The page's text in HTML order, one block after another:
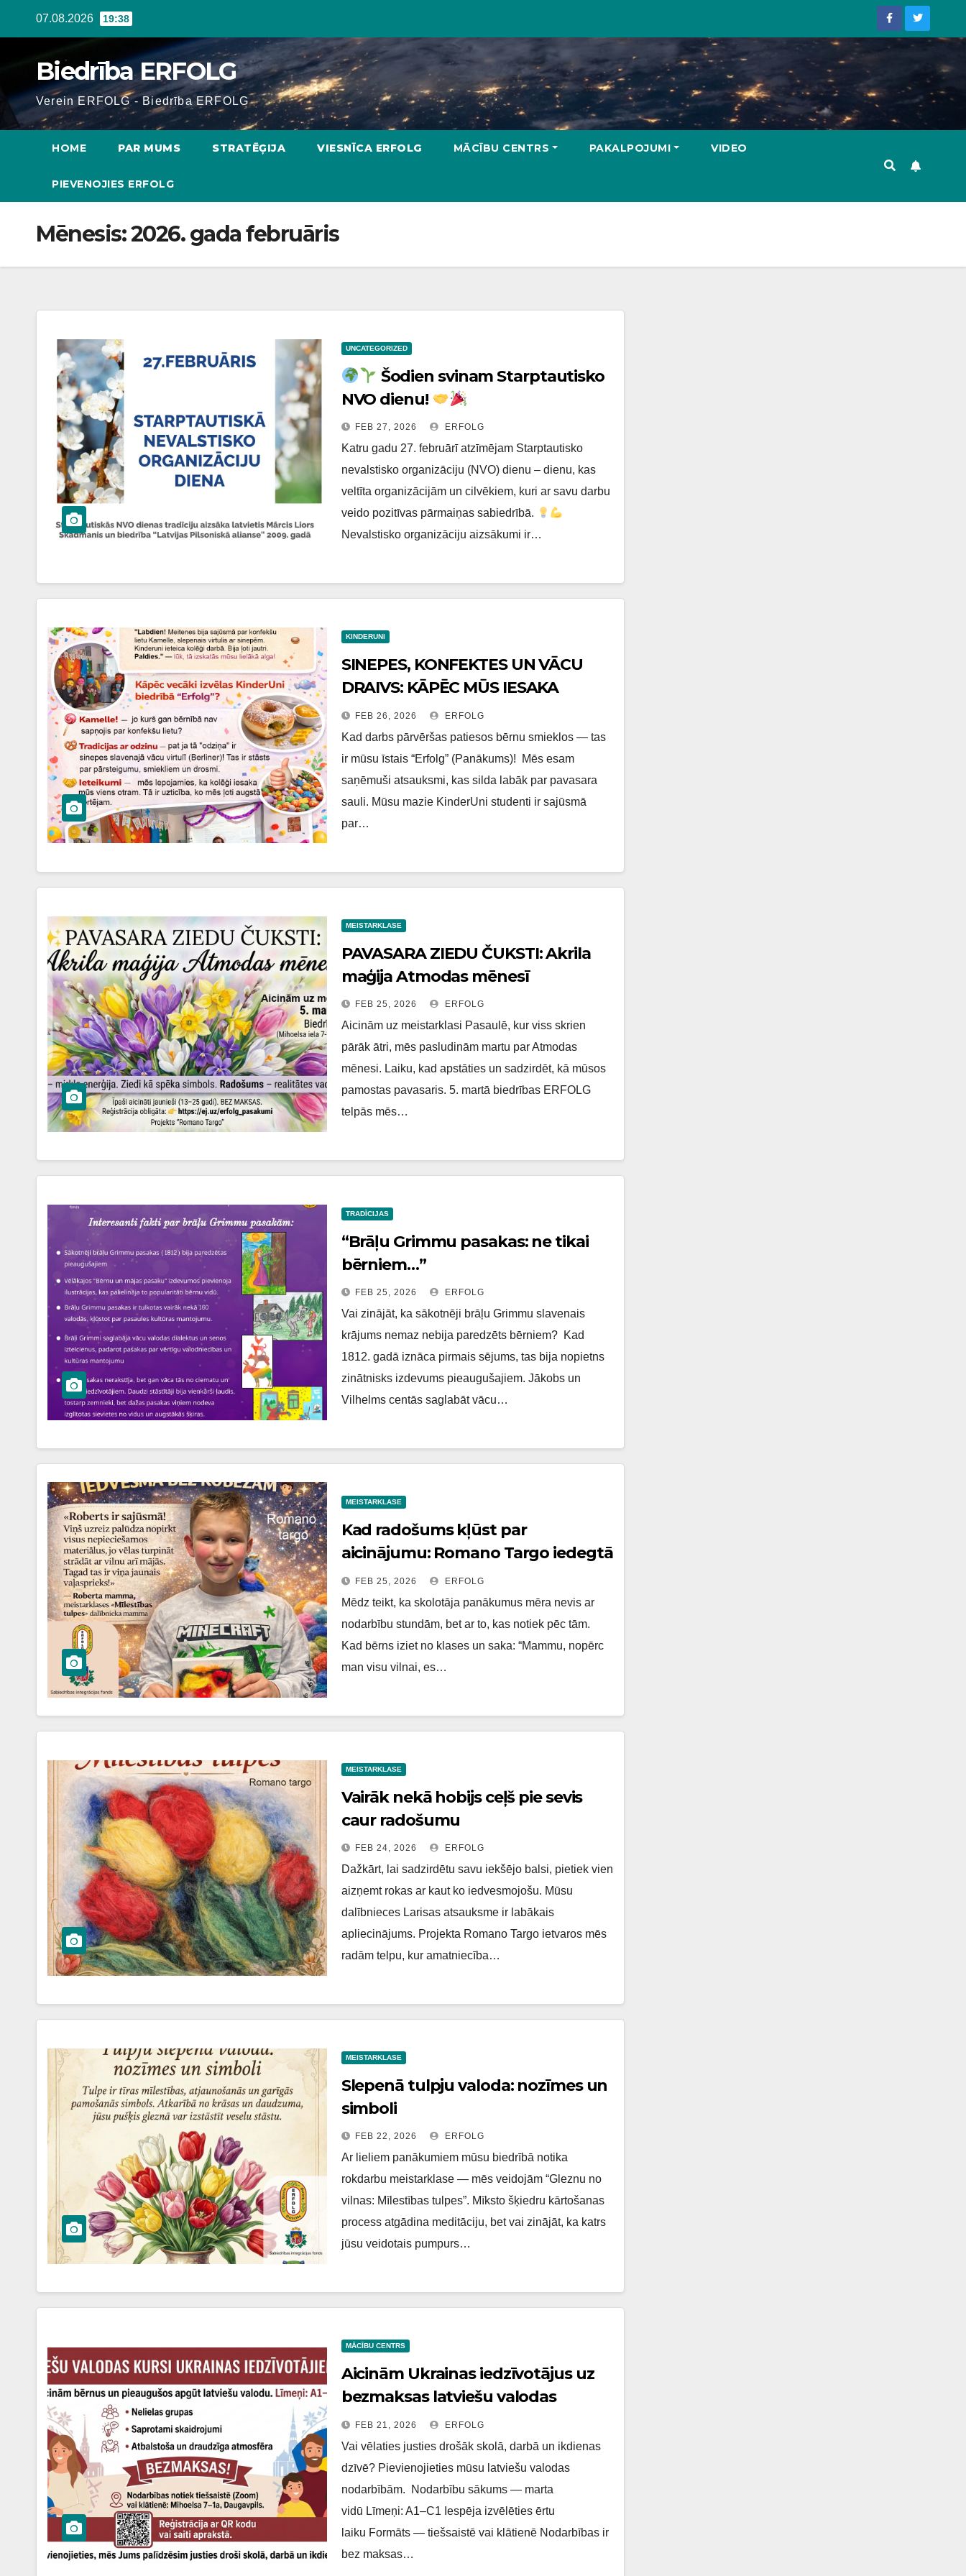
07.08.2026 19:38
Biedrība ERFOLG
Verein ERFOLG - Biedrība ERFOLG
HOME PAR MUMS STRATĒĢIJA VIESNĪCA ERFOLG MĀCĪBU CENTRS PAKALPOJUMI VIDEO
PIEVENOJIES ERFOLG
Mēnesis:2026. gada februāris
UNCATEGORIZED
Šodien svinam Starptautisko
NVO dienu!
FEB 27, 2026 ERFOLG
Katru gadu 27. februārī atzīmējam Starptautisko
nevalstisko organizāciju (NVO) dienu – dienu, kas
veltīta organizācijām un cilvēkiem, kuri ar savu darbu
veido pozitīvas pārmaiņas sabiedrībā.
Nevalstisko organizāciju aizsākumi ir…
KINDERUNI
SINEPES, KONFEKTES UN VĀCU
DRAIVS: KĀPĒC MŪS IESAKA
KOLĒĢI?
FEB 26, 2026 ERFOLG
Kad darbs pārvēršas patiesos bērnu smieklos — tas
ir mūsu īstais “Erfolg” (Panākums)! Mēs esam
saņēmuši atsauksmi, kas silda labāk par pavasara
sauli. Mūsu mazie KinderUni studenti ir sajūsmā
par…
MEISTARKLASE
PAVASARA ZIEDU ČUKSTI: Akrila
maģija Atmodas mēnesī
FEB 25, 2026 ERFOLG
Aicinām uz meistarklasi Pasaulē, kur viss skrien
pārāk ātri, mēs pasludinām martu par Atmodas
mēnesi. Laiku, kad apstāties un sadzirdēt, kā mūsos
pamostas pavasaris. 5. martā biedrības ERFOLG
telpās mēs…
TRADĪCIJAS
“Brāļu Grimmu pasakas: ne tikai
bērniem…”
FEB 25, 2026 ERFOLG
Vai zinājāt, ka sākotnēji brāļu Grimmu slavenais
krājums nemaz nebija paredzēts bērniem? Kad
1812. gadā iznāca pirmais sējums, tas bija nopietns
zinātnisks izdevums pieaugušajiem. Jākobs un
Vilhelms centās saglabāt vācu…
MEISTARKLASE
Kad radošums kļūst par
aicinājumu: Romano Targo iedegtā
dzirksts
FEB 25, 2026 ERFOLG
Mēdz teikt, ka skolotāja panākumus mēra nevis ar
nodarbību stundām, bet ar to, kas notiek pēc tām.
Kad bērns iziet no klases un saka: “Mammu, nopērc
man visu vilnai, es…
MEISTARKLASE
Vairāk nekā hobijs ceļš pie sevis
caur radošumu
FEB 24, 2026 ERFOLG
Dažkārt, lai sadzirdētu savu iekšējo balsi, pietiek vien
aizņemt rokas ar kaut ko iedvesmojošu. Mūsu
dalībnieces Larisas atsauksme ir labākais
apliecinājums. Projekta Romano Targo ietvaros mēs
radām telpu, kur amatniecība…
MEISTARKLASE
Slepenā tulpju valoda: nozīmes un
simboli
FEB 22, 2026 ERFOLG
Ar lieliem panākumiem mūsu biedrībā notika
rokdarbu meistarklase — mēs veidojām “Gleznu no
vilnas: Mīlestības tulpes”. Mīksto šķiedru kārtošanas
process atgādina meditāciju, bet vai zinājāt, ka katrs
jūsu veidotais pumpurs…
MĀCĪBU CENTRS
Aicinām Ukrainas iedzīvotājus uz
bezmaksas latviešu valodas
kursiem!
FEB 21, 2026 ERFOLG
Vai vēlaties justies drošāk skolā, darbā un ikdienas
dzīvē? Pievienojieties mūsu latviešu valodas
nodarbībām. Nodarbību sākums — marta
vidū Līmeņi: A1–C1 Iespēja izvēlēties ērtu
laiku Formāts — tiešsaistē vai klātienē Nodarbības ir
bez maksas…